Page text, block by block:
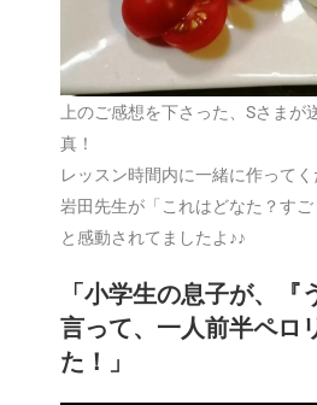
上のご感想を下さった、Sさまが
真！
レッスン時間内に一緒に作ってく
岩田先生が「これはどなた？すご
と感動されてましたよ♪♪
「小学生の息子が、『
言って、一人前半ペロ
た！」